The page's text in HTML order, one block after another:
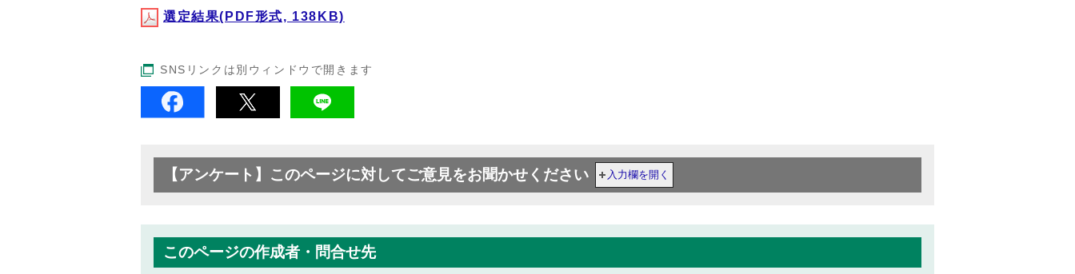
選定結果(PDF形式, 138KB)
SNSリンクは別ウィンドウで開きます
【アンケート】このページに対してご意見をお聞かせください 入力欄を開く
このページの作成者・問合せ先